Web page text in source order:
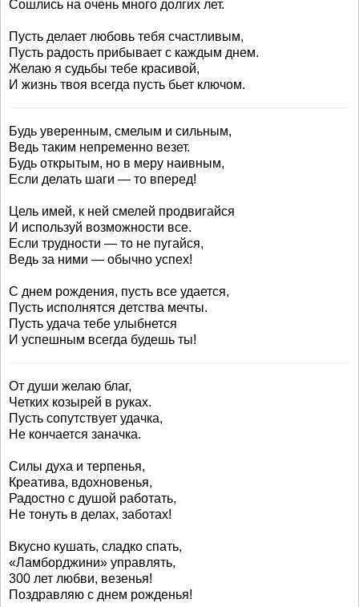
Сошлись на очень много долгих лет.
Пусть делает любовь тебя счастливым,
Пусть радость прибывает с каждым днем.
Желаю я судьбы тебе красивой,
И жизнь твоя всегда пусть бьет ключом.
Будь уверенным, смелым и сильным,
Ведь таким непременно везет.
Будь открытым, но в меру наивным,
Если делать шаги — то вперед!
Цель имей, к ней смелей продвигайся
И используй возможности все.
Если трудности — то не пугайся,
Ведь за ними — обычно успех!
С днем рождения, пусть все удается,
Пусть исполнятся детства мечты.
Пусть удача тебе улыбнется
И успешным всегда будешь ты!
От души желаю благ,
Четких козырей в руках.
Пусть сопутствует удачка,
Не кончается заначка.
Силы духа и терпенья,
Креатива, вдохновенья,
Радостно с душой работать,
Не тонуть в делах, заботах!
Вкусно кушать, сладко спать,
«Ламборджини» управлять,
300 лет любви, везенья!
Поздравляю с днем рожденья!